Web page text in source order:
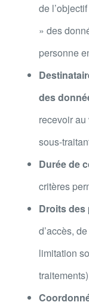
de
» des
personne
des
recevoir
sous-
Durée de
critères
Droits
d’accès,
limitation